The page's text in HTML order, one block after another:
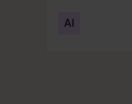
AI